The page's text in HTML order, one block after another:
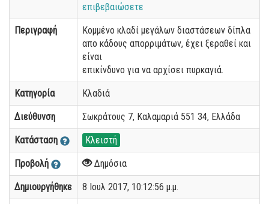
επιβεβαιώσετε
Περιγραφή
Κομμένο κλαδί μεγάλων διαστάσεων δίπλα
απο κάδους απορριμάτων, έχει ξεραθεί και
είναι
επικίνδυνο για να αρχίσει πυρκαγιά.
Κατηγορία Κλαδιά
Διεύθυνση Σωκράτους 7, Καλαμαριά 551 34, Ελλάδα
Κατάσταση Κλειστή
Προβολή Δημόσια
Δημιουργήθηκε 8 Ιουλ 2017, 10:12:56 μ.μ.